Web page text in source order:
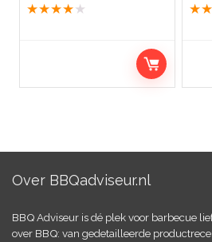
★★★★ ★ ★★
Over BBQadviseur.nl
BBQ Adviseur is dé plek voor barbecue
over BBQ: van gedetailleerde